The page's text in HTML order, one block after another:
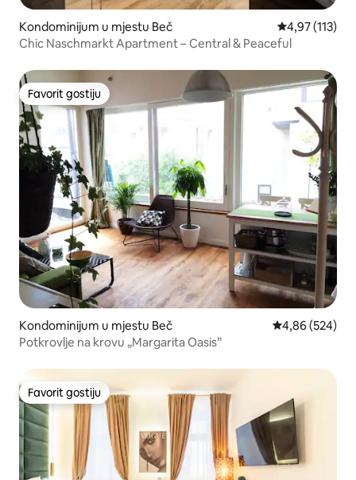
Kondominijum u mjestu Beč prosječna
4,97 (113)
Chic Naschmarkt Apartment – Central & Peaceful
Favorit gostiju
Favorit gostiju
Kondominijum u mjestu Beč prosječna
4,86 (524)
Potkrovlje na krovu „Margarita Oasis”
Favorit gostiju
Favorit gostiju